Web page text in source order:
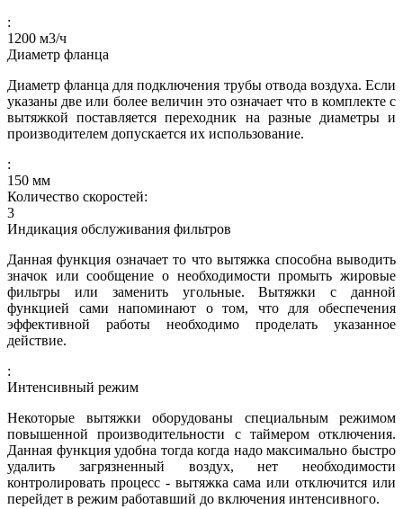
:
1200 м3/ч
Диаметр фланца
Диаметр фланца для подключения трубы отвода воздуха. Если
указаны две или более величин это означает что в комплекте с
вытяжкой поставляется переходник на разные диаметры и
производителем допускается их использование.
:
150 мм
Количество скоростей:
3
Индикация обслуживания фильтров
Данная функция означает то что вытяжка способна выводить
значок или сообщение о необходимости промыть жировые
фильтры или заменить угольные. Вытяжки с данной
функцией сами напоминают о том, что для обеспечения
эффективной работы необходимо проделать указанное
действие.
:
Интенсивный режим
Некоторые вытяжки оборудованы специальным режимом
повышенной производительности с таймером отключения.
Данная функция удобна тогда когда надо максимально быстро
удалить загрязненный воздух, нет необходимости
контролировать процесс - вытяжка сама или отключится или
перейдет в режим работавший до включения интенсивного.